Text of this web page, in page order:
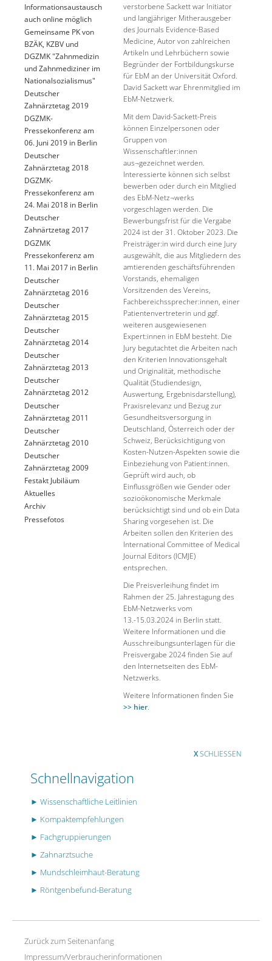
Informationsaustausch
auch online möglich
Gemeinsame PK von
BZÄK, KZBV und
DGZMK "Zahnmedizin
und Zahnmediziner im
Nationalsozialismus"
Deutscher
Zahnärztetag 2019
DGZMK-
Pressekonferenz am
06. Juni 2019 in Berlin
Deutscher
Zahnärztetag 2018
DGZMK-
Pressekonferenz am
24. Mai 2018 in Berlin
Deutscher
Zahnärtzetag 2017
DGZMK
Pressekonferenz am
11. Mai 2017 in Berlin
Deutscher
Zahnärztetag 2016
Deutscher
Zahnärztetag 2015
Deutscher
Zahnärztetag 2014
Deutscher
Zahnärztetag 2013
Deutscher
Zahnärztetag 2012
Deutscher
Zahnärztetag 2011
Deutscher
Zahnärztetag 2010
Deutscher
Zahnärztetag 2009
Festakt Jubiläum
Aktuelles
Archiv
Pressefotos
verstorbene Sackett war Initiator
und langjähriger Mitherausgeber
des Journals Evidence-Based
Medicine, Autor von zahlreichen
Artikeln und Lehrbüchern sowie
Begründer der Fortbildungskurse
für EbM an der Universität Oxford.
David Sackett war Ehrenmitglied im
EbM-Netzwerk.
Mit dem David-Sackett-Preis
können Einzelpersonen oder
Gruppen von
Wissenschaftler:innen
aus¬gezeichnet werden.
Interessierte können sich selbst
bewerben oder durch ein Mitglied
des EbM-Netz¬werks
vorgeschlagen werden. Die
Bewerbungsfrist für die Vergabe
2024 ist der 31. Oktober 2023. Die
Preisträger:in wird durch eine Jury
ausgewählt, die aus Mitgliedern des
amtierenden geschäftsführenden
Vorstands, ehemaligen
Vorsitzenden des Vereins,
Fachbereichssprecher:innen, einer
Patientenvertreterin und ggf.
weiteren ausgewiesenen
Expert:innen in EbM besteht. Die
Jury begutachtet die Arbeiten nach
den Kriterien Innovationsgehalt
und Originalität, methodische
Qualität (Studiendesign,
Auswertung, Ergebnisdarstellung),
Praxisrelevanz und Bezug zur
Gesundheitsversorgung in
Deutschland, Österreich oder der
Schweiz, Berücksichtigung von
Kosten-Nutzen-Aspekten sowie die
Einbeziehung von Patient:innen.
Geprüft wird auch, ob
Einflussgrößen wie Gender oder
sozioökonomische Merkmale
berücksichtigt sind und ob ein Data
Sharing vorgesehen ist. Die
Arbeiten sollen den Kriterien des
International Committee of Medical
Journal Editors (ICMJE)
entsprechen.
Die Preisverleihung findet im
Rahmen der 25. Jahrestagung des
EbM-Netzwerks vom
13.-15.03.2024 in Berlin statt.
Weitere Informationen und die
Ausschreibungsunterlagen für die
Preisvergabe 2024 finden Sie auf
den Internetseiten des EbM-
Netzwerks.
Weitere Informationen finden Sie
>> hier
XSCHLIESSEN
Schnellnavigation
► Wissenschaftliche Leitlinien
► Kompaktempfehlungen
► Fachgruppierungen
► Zahnarztsuche
► Mundschleimhaut-Beratung
► Röntgenbefund-Beratung
Zurück zum Seitenanfang
Impressum/Verbraucherinformationen